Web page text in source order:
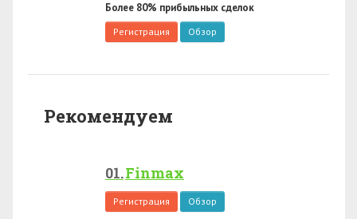
Более 80% прибыльных сделок
Регистрация Обзор
Рекомендуем
Finmax
Регистрация Обзор